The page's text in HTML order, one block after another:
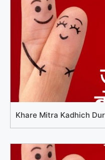
Khare Mitra Kadhich